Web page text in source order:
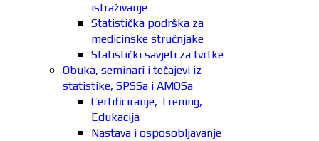
istraživanje
Statistička podrška za
medicinske stručnjake
Statistički savjeti za tvrtke
Obuka, seminari i tečajevi iz
statistike, SPSSa i AMOSa
Certificiranje, Trening,
Edukacija
Nastava i osposobljavanje